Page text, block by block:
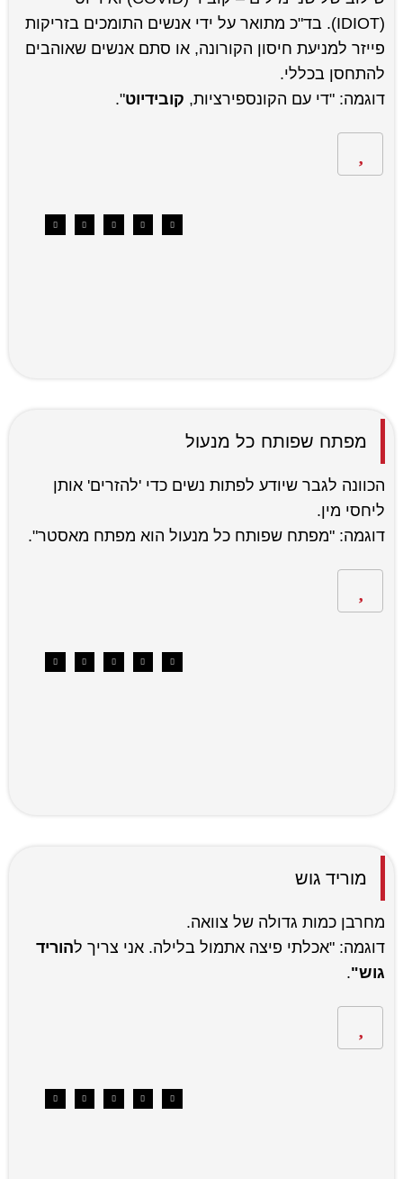
(IDIOT). בד"כ מתואר על ידי אנשים התומכים בזריקות
פייזר למניעת חיסון הקורונה, או סתם אנשים שאוהבים
להתחסן בכללי.
דוגמה: "די עם הקונספירציות, קובידיוט".
מפתח שפותח כל מנעול
הכוונה לגבר שיודע לפתות נשים כדי 'להזרים' אותן
ליחסי מין.
דוגמה: "מפתח שפותח כל מנעול הוא מפתח מאסטר".
מוריד גוש
מחרבן כמות גדולה של צוואה.
דוגמה: "אכלתי פיצה אתמול בלילה. אני צריך להוריד
גוש".